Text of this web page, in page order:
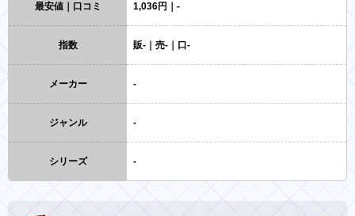
最安値｜口コミ 1,036円｜-
指数 販-｜売-｜口-
メーカー -
ジャンル -
シリーズ -